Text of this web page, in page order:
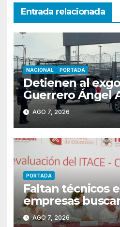
Entrada relacionada
NACIONAL PORTADA
Detienen al
Guerrero Ángel
obstrucción en
Ayotzinapa
AGO 7, 2026
PORTADA
Faltan técnicos
empresas
trabajadores
AGO 7, 2026